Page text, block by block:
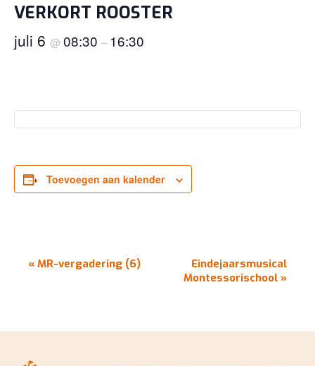
VERKORT ROOSTER
juli 6 @ 08:30 – 16:30
Toevoegen aan kalender
EVENEMENT
NAVIGATIE
« MR-vergadering (6)
Eindejaarsmusical
Montessorischool »